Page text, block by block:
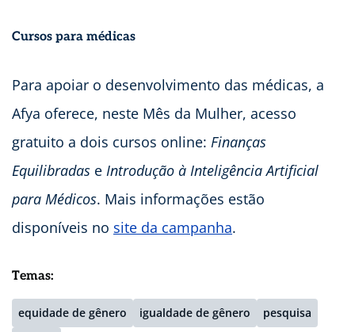
Cursos para médicas
Para apoiar o desenvolvimento das médicas, a
Afya oferece, neste Mês da Mulher, acesso
gratuito a dois cursos online: Finanças
Equilibradas e Introdução à Inteligência Artificial
para Médicos. Mais informações estão
disponíveis no site da campanha.
Temas:
equidade de gênero igualdade de gênero
pesquisa